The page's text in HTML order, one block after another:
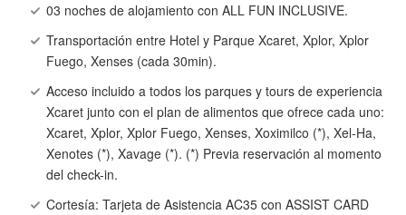
03 noches de alojamiento con ALL FUN INCLUSIVE.
Transportación entre Hotel y Parque Xcaret, Xplor, Xplor
Fuego, Xenses (cada 30min).
Acceso incluido a todos los parques y tours de experiencia
Xcaret junto con el plan de alimentos que ofrece cada uno:
Xcaret, Xplor, Xplor Fuego, Xenses, Xoximilco (*), Xel-Ha,
Xenotes (*), Xavage (*). (*) Previa reservación al momento
del check-in.
Cortesía: Tarjeta de Asistencia AC35 con ASSIST CARD